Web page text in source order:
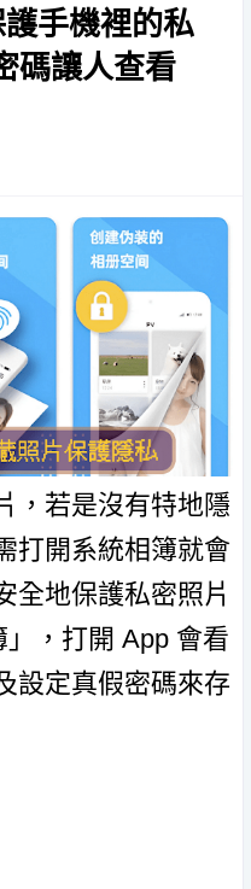
護手機裡的私
碼讓人查看
，若是沒有特地隱
打開系統相簿就會
全地保護私密照片
，打開 App 會看
設定真假密碼來存